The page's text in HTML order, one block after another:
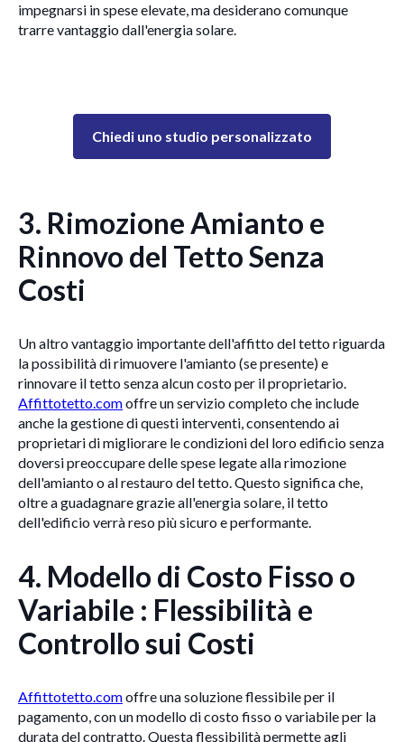
impegnarsi in spese elevate, ma desiderano comunque
trarre vantaggio dall'energia solare.
Chiedi uno studio personalizzato
3. Rimozione Amianto e
Rinnovo del Tetto Senza
Costi
Un altro vantaggio importante dell'affitto del tetto riguarda
la possibilità di rimuovere l'amianto (se presente) e
rinnovare il tetto senza alcun costo per il proprietario.
Affittotetto.comoffre un servizio completo che include
anche la gestione di questi interventi, consentendo ai
proprietari di migliorare le condizioni del loro edificio senza
doversi preoccupare delle spese legate alla rimozione
dell'amianto o al restauro del tetto. Questo significa che,
oltre a guadagnare grazie all'energia solare, il tetto
dell'edificio verrà reso più sicuro e performante.
4. Modello di Costo Fisso o
Variabile : Flessibilità e
Controllo sui Costi
Affittotetto.comoffre una soluzione flessibile per il
pagamento, con un modello di costo fisso o variabile per la
durata del contratto. Questa flessibilità permette agli